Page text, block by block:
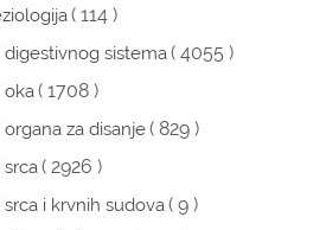
( 114 )
digestivnog sistema( 4055 )
oka( 1708 )
za disanje( 829 )
srca( 2926 )
srca i krvnih sudova( 9 )